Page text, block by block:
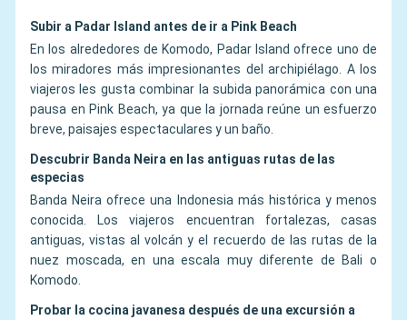
Subir a Padar Island antes de ir a Pink Beach
En los alrededores de Komodo, Padar Island ofrece uno de
los miradores más impresionantes del archipiélago. A los
viajeros les gusta combinar la subida panorámica con una
pausa en Pink Beach, ya que la jornada reúne un esfuerzo
breve, paisajes espectaculares y un baño.
Descubrir Banda Neira en las antiguas rutas de las
especias
Banda Neira ofrece una Indonesia más histórica y menos
conocida. Los viajeros encuentran fortalezas, casas
antiguas, vistas al volcán y el recuerdo de las rutas de la
nuez moscada, en una escala muy diferente de Bali o
Komodo.
Probar la cocina javanesa después de una excursión a